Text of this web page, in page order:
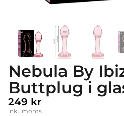
Nebula By
Buttplug i
249 kr
inkl. moms